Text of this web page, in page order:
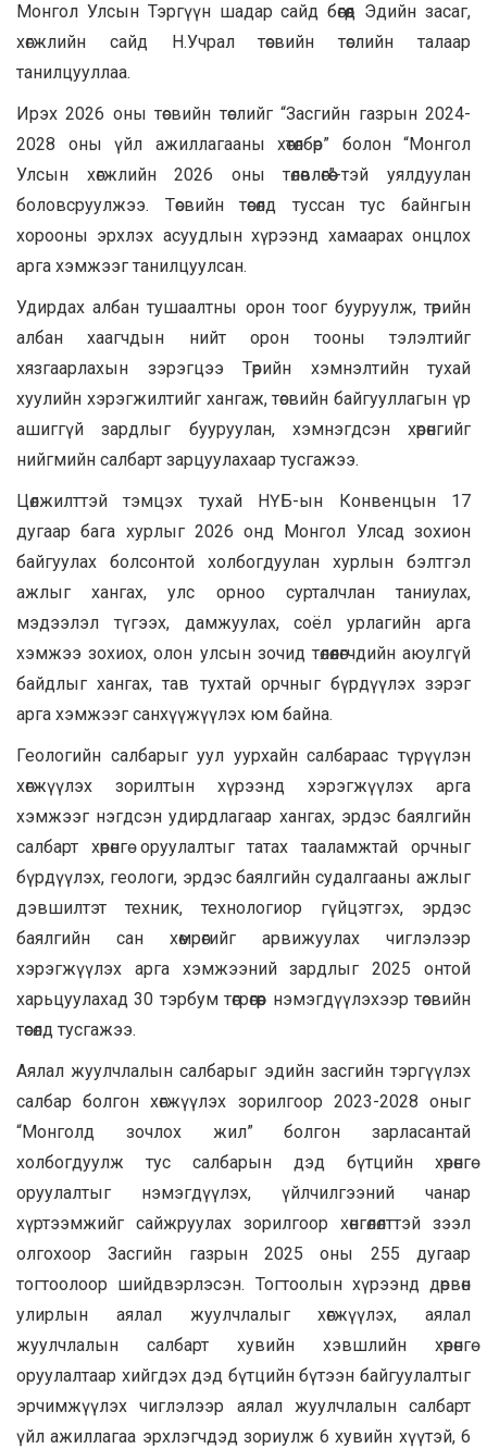
Монгол Улсын Тэргүүн шадар сайд бөгөөд Эдийн засаг,
хөгжлийн сайд Н.Учрал төсвийн төслийн талаар
танилцууллаа.
Ирэх 2026 оны төсвийн төслийг “Засгийн газрын 2024-
2028 оны үйл ажиллагааны хөтөлбөр” болон “Монгол
Улсын хөгжлийн 2026 оны төлөвлөгөө”-тэй уялдуулан
боловсруулжээ. Төсвийн төсөлд туссан тус байнгын
хорооны эрхлэх асуудлын хүрээнд хамаарах онцлох
арга хэмжээг танилцуулсан.
Удирдах албан тушаалтны орон тоог бууруулж, төрийн
албан хаагчдын нийт орон тооны тэлэлтийг
хязгаарлахын зэрэгцээ Төрийн хэмнэлтийн тухай
хуулийн хэрэгжилтийг хангаж, төсвийн байгууллагын үр
ашиггүй зардлыг бууруулан, хэмнэгдсэн хөрөнгийг
нийгмийн салбарт зарцуулахаар тусгажээ.
Цөлжилттэй тэмцэх тухай НҮБ-ын Конвенцын 17
дугаар бага хурлыг 2026 онд Монгол Улсад зохион
байгуулах болсонтой холбогдуулан хурлын бэлтгэл
ажлыг хангах, улс орноо сурталчлан таниулах,
мэдээлэл түгээх, дамжуулах, соёл урлагийн арга
хэмжээ зохиох, олон улсын зочид төлөөлөгчдийн аюулгүй
байдлыг хангах, тав тухтай орчныг бүрдүүлэх зэрэг
арга хэмжээг санхүүжүүлэх юм байна.
Геологийн салбарыг уул уурхайн салбараас түрүүлэн
хөгжүүлэх зорилтын хүрээнд хэрэгжүүлэх арга
хэмжээг нэгдсэн удирдлагаар хангах, эрдэс баялгийн
салбарт хөрөнгө оруулалтыг татах тааламжтай орчныг
бүрдүүлэх, геологи, эрдэс баялгийн судалгааны ажлыг
дэвшилтэт техник, технологиор гүйцэтгэх, эрдэс
баялгийн сан хөмрөгийг арвижуулах чиглэлээр
хэрэгжүүлэх арга хэмжээний зардлыг 2025 онтой
харьцуулахад 30 тэрбум төгрөгөөр нэмэгдүүлэхээр төсвийн
төсөлд тусгажээ.
Аялал жуулчлалын салбарыг эдийн засгийн тэргүүлэх
салбар болгон хөгжүүлэх зорилгоор 2023-2028 оныг
“Монголд зочлох жил” болгон зарласантай
холбогдуулж тус салбарын дэд бүтцийн хөрөнгө
оруулалтыг нэмэгдүүлэх, үйлчилгээний чанар
хүртээмжийг сайжруулах зорилгоор хөнгөлөлттэй зээл
олгохоор Засгийн газрын 2025 оны 255 дугаар
тогтоолоор шийдвэрлэсэн. Тогтоолын хүрээнд дөрвөн
улирлын аялал жуулчлалыг хөгжүүлэх, аялал
жуулчлалын салбарт хувийн хэвшлийн хөрөнгө
оруулалтаар хийгдэх дэд бүтцийн бүтээн байгуулалтыг
эрчимжүүлэх чиглэлээр аялал жуулчлалын салбарт
үйл ажиллагаа эрхлэгчдэд зориулж 6 хувийн хүүтэй, 6